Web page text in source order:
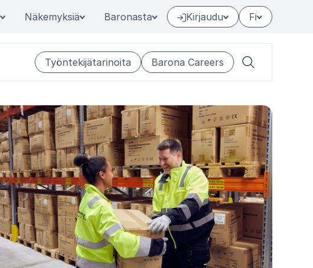
Näkemyksiä Baronasta Kirjaudu Fi
Työntekijätarinoita Barona Careers Hae